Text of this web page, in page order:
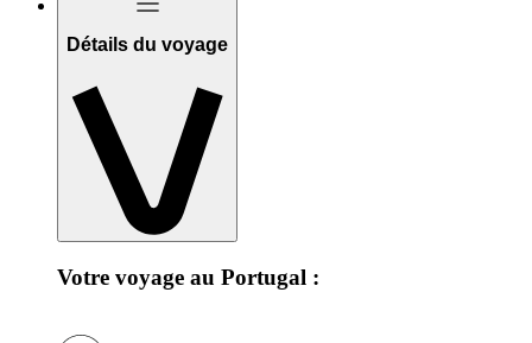
Détails du voyage
Votre voyage au Portugal :